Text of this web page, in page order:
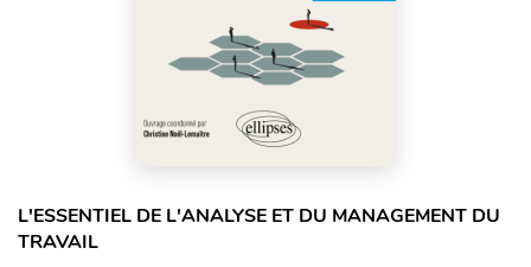
L'ESSENTIEL DE L'ANALYSE ET DU MANAGEMENT DU
TRAVAIL